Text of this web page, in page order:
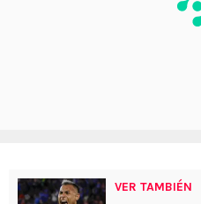
VER TAMBIÉN